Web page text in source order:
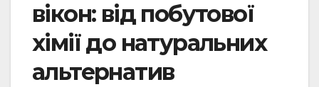
вікон: від побутової
хімії до натуральних
альтернатив